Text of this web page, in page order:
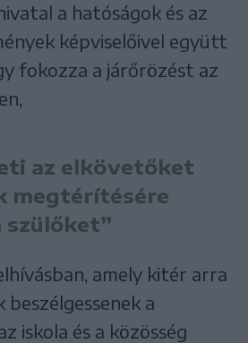
a hatóságok és az
képviselőivel együtt
fokozza a járőrözést az
az elkövetőket
megtérítésére
szülőket”
amely kitér arra
beszélgessenek a
iskola és a közösség